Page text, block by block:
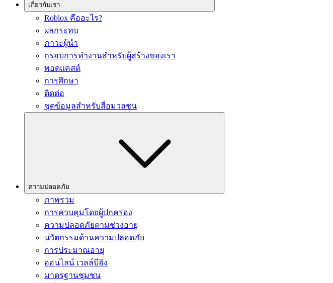
เกี่ยวกับเรา
Roblox คืออะไร?
ผลกระทบ
ภาวะผู้นำ
กรอบการทำงานสำหรับผู้สร้างของเรา
พอดแคสต์
การศึกษา
ติดต่อ
ชุดข้อมูลสำหรับสื่อมวลชน
ความปลอดภัย
ภาพรวม
การควบคุมโดยผู้ปกครอง
ความปลอดภัยตามช่วงอายุ
นวัตกรรมด้านความปลอดภัย
การประมาณอายุ
ออนไลน์ เวลล์บีอิง
มาตรฐานชุมชน